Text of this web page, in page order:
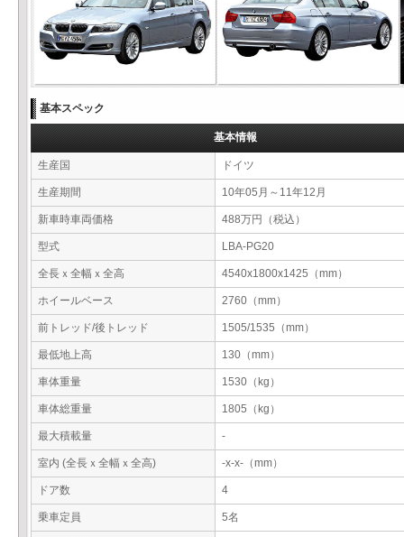
基本スペック
基本情報
生産国 ドイツ
生産期間 10年05月～11年12月
新車時車両価格 488万円（税込）
型式 LBA-PG20
全長ｘ全幅ｘ全高 4540x1800x1425（mm）
ホイールベース 2760（mm）
前トレッド/後トレッド 1505/1535（mm）
最低地上高 130（mm）
車体重量 1530（kg）
車体総重量 1805（kg）
最大積載量 -
室内 (全長ｘ全幅ｘ全高) -x-x-（mm）
ドア数 4
乗車定員 5名